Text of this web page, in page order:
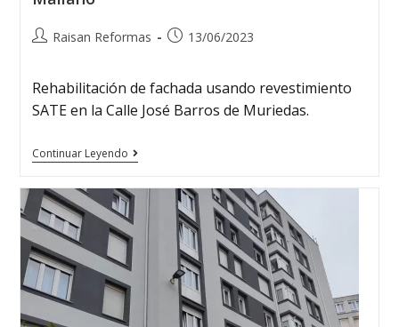
Raisan Reformas 13/06/2023
Rehabilitación de fachada usando revestimiento
SATE en la Calle José Barros de Muriedas.
Continuar Leyendo